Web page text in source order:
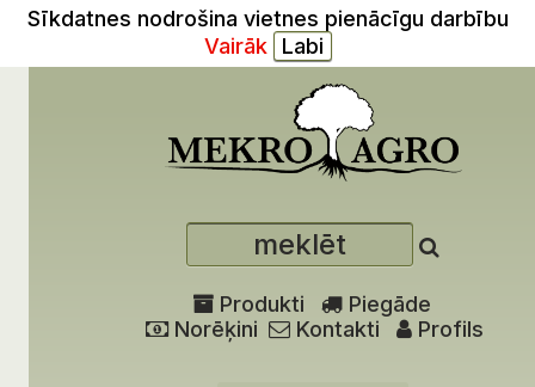
Sīkdatnes nodrošina vietnes pienācīgu darbību
Vairāk
Produkti
Piegāde
Norēķini
Kontakti Profils